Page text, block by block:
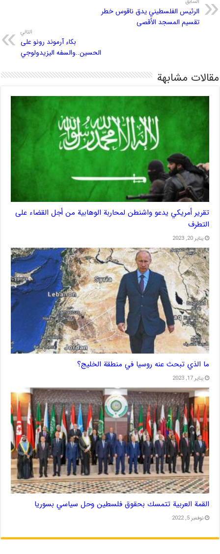
الرئيس الفلسطيني يدق ناقوس خطر
تقسيم المسجد الأقصى
التالي
بكاء آرموند رونو على
الحسين..والسفه اليزيدولوجي
مقالات مشابهة
تقرير أمريكي يدعو واشنطن لمحاربة الوهابية من أجل القضاء على
التطرف
يناير 20, 2023
ما الذي تبحث عنه روسيا في منطقة الخليج؟
يناير 17, 2023
القمة العربية تتمسك بحقوق فلسطين وحل سياسي بسوريا
نوفمبر 5, 2022